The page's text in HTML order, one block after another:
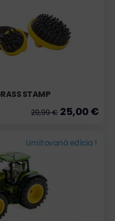
STAMP
29,99 € 25,00 €
Limitovaná edícia !